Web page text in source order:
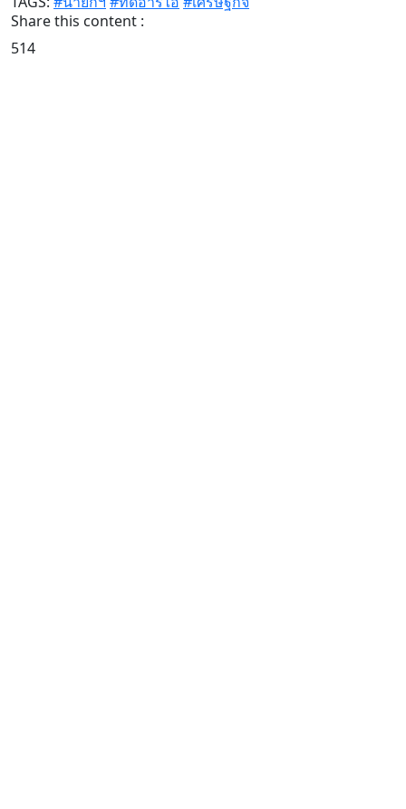
Share this content :
514